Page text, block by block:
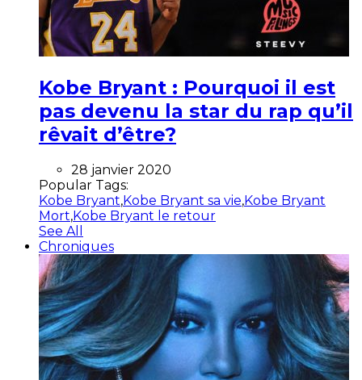
Kobe Bryant : Pourquoi il est
pas devenu la star du rap qu’il
rêvait d’être?
28 janvier 2020
Popular Tags:
Kobe Bryant,Kobe Bryant sa vie,Kobe Bryant
Mort,Kobe Bryant le retour
See All
Chroniques